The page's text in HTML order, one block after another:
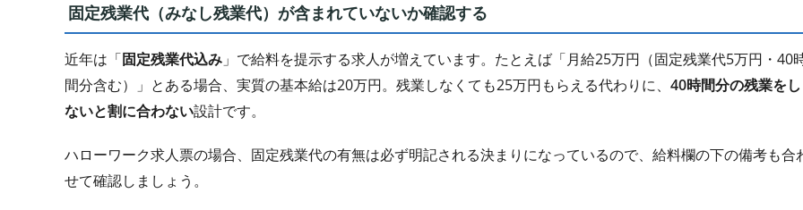
固定残業代（みなし残業代）が含まれていないか確認する
近年は「固定残業代込み 」で給料を提示する求人が増えています。たとえば「月給25万円（固定残業代5万円・40
間分含む）」とある場合、実質の基本給は20万円。残業しなくても25万円もらえる代わりに、 40時間分の残業をし
ないと割に合わない設計です。
ハローワーク求人票の場合、固定残業代の有無は必ず明記される決まりになっているので、給料欄の下の備考も合
せて確認しましょう。